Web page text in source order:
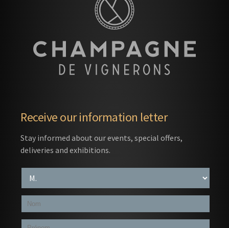
Receive our information letter
Stay informed about our events, special offers,
deliveries and exhibitions.